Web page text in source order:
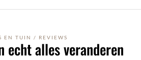
EN TUIN / REVIEWS
echt alles veranderen